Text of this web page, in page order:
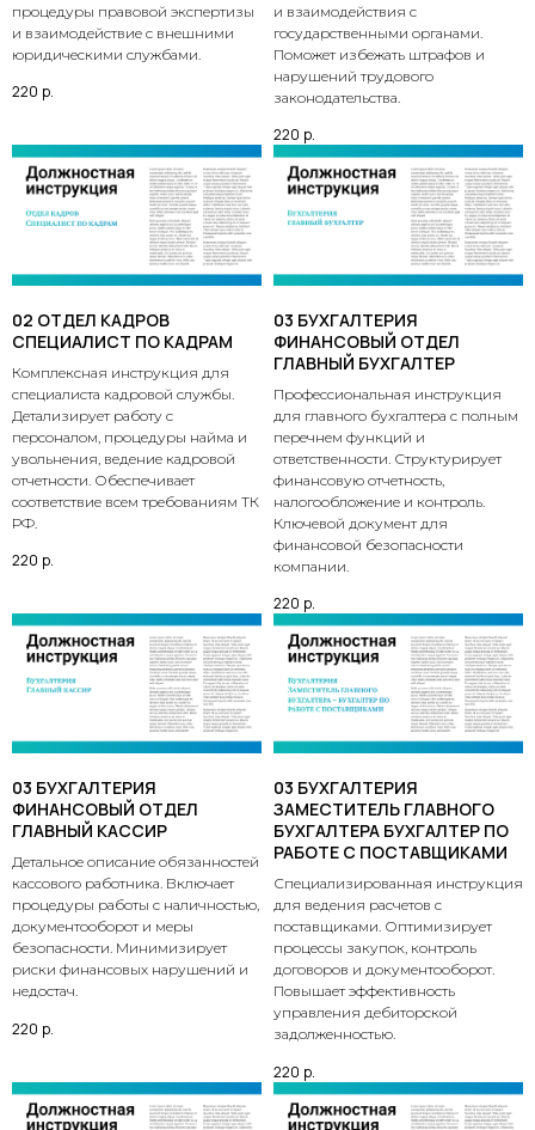
процедуры правовой экспертизы
и взаимодействие с внешними
юридическими службами.
220 р.
и взаимодействия с
государственными органами.
Поможет избежать штрафов и
нарушений трудового
законодательства.
220 р.
02 ОТДЕЛ КАДРОВ
СПЕЦИАЛИСТ ПО КАДРАМ
Комплексная инструкция для
специалиста кадровой службы.
Детализирует работу с
персоналом, процедуры найма и
увольнения, ведение кадровой
отчетности. Обеспечивает
соответствие всем требованиям ТК
РФ.
220 р.
03 БУХГАЛТЕРИЯ
ФИНАНСОВЫЙ ОТДЕЛ
ГЛАВНЫЙ БУХГАЛТЕР
Профессиональная инструкция
для главного бухгалтера с полным
перечнем функций и
ответственности. Структурирует
финансовую отчетность,
налогообложение и контроль.
Ключевой документ для
финансовой безопасности
компании.
220 р.
03 БУХГАЛТЕРИЯ
ФИНАНСОВЫЙ ОТДЕЛ
ГЛАВНЫЙ КАССИР
Детальное описание обязанностей
кассового работника. Включает
процедуры работы с наличностью,
документооборот и меры
безопасности. Минимизирует
риски финансовых нарушений и
недостач.
220 р.
03 БУХГАЛТЕРИЯ
ЗАМЕСТИТЕЛЬ ГЛАВНОГО
БУХГАЛТЕРА БУХГАЛТЕР ПО
РАБОТЕ С ПОСТАВЩИКАМИ
Специализированная инструкция
для ведения расчетов с
поставщиками. Оптимизирует
процессы закупок, контроль
договоров и документооборот.
Повышает эффективность
управления дебиторской
задолженностью.
220 р.